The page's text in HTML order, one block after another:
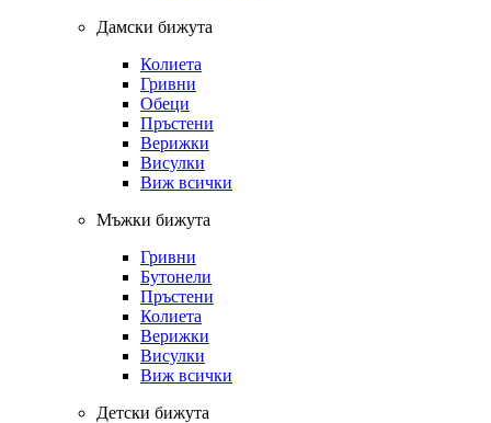
Дамски бижута
Колиета
Гривни
Обеци
Пръстени
Верижки
Висулки
Виж всички
Мъжки бижута
Гривни
Бутонели
Пръстени
Колиета
Верижки
Висулки
Виж всички
Детски бижута